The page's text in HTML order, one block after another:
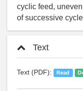
cyclic feed,
of successive
Text
Text (PDF): Read